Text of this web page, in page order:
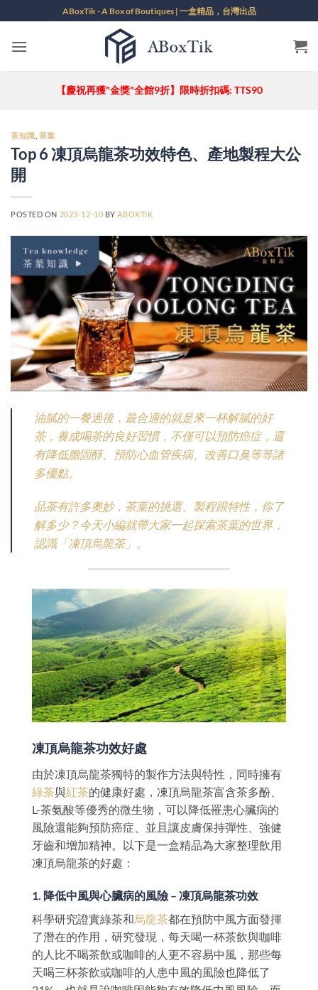
to
content
ABoxTik - A Box of Boutiques | 一盒精品，台灣出品
【慶祝再獲"金獎"全館9折】限時折扣碼: TTS90
茶知識 茶葉
Top 6 凍頂烏龍茶功效特色、產地製程大公
開
POSTED ON 2023-12-10 BY ABOXTIK
油膩的一餐過後，最合適的就是來一杯解膩的好
茶，養成喝茶的良好習慣，不僅可以預防癌症，還
有降低膽固醇、預防心血管疾病、改善口臭等等諸
多優點。
品茶有許多奧妙，茶葉的挑選、製程跟特性，你了
解多少？今天小編就帶大家一起探索茶葉的世界，
認識「凍頂烏龍茶」。
凍頂烏龍茶功效好處
由於凍頂烏龍茶獨特的製作方法與特性，同時擁有
綠茶與紅茶的健康好處，凍頂烏龍茶富含茶多酚、
L-茶氨酸等優秀的微生物，可以降低罹患心臟病的
風險還能夠預防癌症、並且讓皮膚保持彈性、強健
牙齒和增加精神。以下是一盒精品為大家整理飲用
凍頂烏龍茶的好處：
1. 降低中風與心臟病的風險 – 凍頂烏龍茶功效
科學研究證實綠茶和烏龍茶都在預防中風方面發揮
了潛在的作用，研究發現，每天喝一杯茶飲與咖啡
的人比不喝茶飲或咖啡的人更不容易中風，那些每
天喝三杯茶飲或咖啡的人患中風的風險也降低了